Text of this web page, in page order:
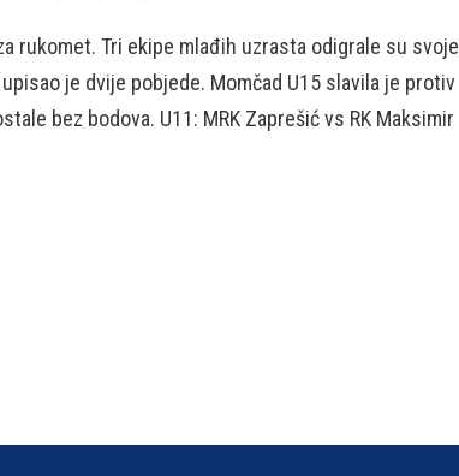
rukomet. Tri ekipe mlađih uzrasta odigrale su svoje
je dvije pobjede. Momčad U15 slavila je protiv
bez bodova. U11: MRK Zaprešić vs RK Maksimir